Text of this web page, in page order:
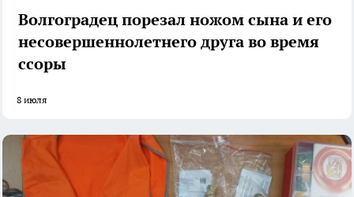
Волгоградец порезал ножом сына и его
несовершеннолетнего друга во время
ссоры
8 июля